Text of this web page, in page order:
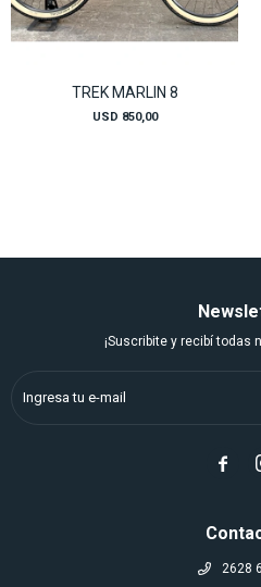
TREK MARLIN 8
USD 850,00
2628
¡Suscribite y recibí todas
